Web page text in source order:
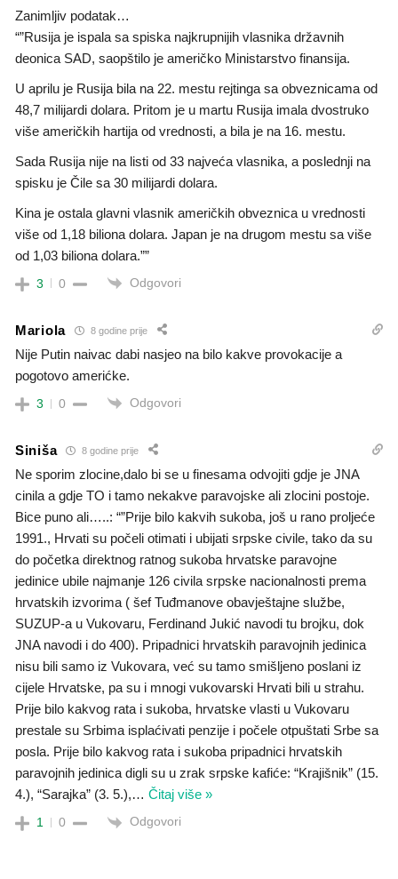
Zanimljiv podatak…
“”Rusija je ispala sa spiska najkrupnijih vlasnika državnih
deonica SAD, saopštilo je američko Ministarstvo finansija.
U aprilu je Rusija bila na 22. mestu rejtinga sa obveznicama od
48,7 milijardi dolara. Pritom je u martu Rusija imala dvostruko
više američkih hartija od vrednosti, a bila je na 16. mestu.
Sada Rusija nije na listi od 33 najveća vlasnika, a poslednji na
spisku je Čile sa 30 milijardi dolara.
Kina je ostala glavni vlasnik američkih obveznica u vrednosti
više od 1,18 biliona dolara. Japan je na drugom mestu sa više
od 1,03 biliona dolara.””
3 0 Odgovori
Mariola 8 godine prije
Nije Putin naivac dabi nasjeo na bilo kakve provokacije a
pogotovo amerićke.
3 0 Odgovori
Siniša 8 godine prije
Ne sporim zlocine,dalo bi se u finesama odvojiti gdje je JNA
cinila a gdje TO i tamo nekakve paravojske ali zlocini postoje.
Bice puno ali…..: “”Prije bilo kakvih sukoba, još u rano proljeće
1991., Hrvati su počeli otimati i ubijati srpske civile, tako da su
do početka direktnog ratnog sukoba hrvatske paravojne
jedinice ubile najmanje 126 civila srpske nacionalnosti prema
hrvatskih izvorima ( šef Tuđmanove obavještajne službe,
SUZUP-a u Vukovaru, Ferdinand Jukić navodi tu brojku, dok
JNA navodi i do 400). Pripadnici hrvatskih paravojnih jedinica
nisu bili samo iz Vukovara, već su tamo smišljeno poslani iz
cijele Hrvatske, pa su i mnogi vukovarski Hrvati bili u strahu.
Prije bilo kakvog rata i sukoba, hrvatske vlasti u Vukovaru
prestale su Srbima isplaćivati penzije i počele otpuštati Srbe sa
posla. Prije bilo kakvog rata i sukoba pripadnici hrvatskih
paravojnih jedinica digli su u zrak srpske kafiće: “Krajišnik” (15.
4.), “Sarajka” (3. 5.),… Čitaj više »
1 0 Odgovori